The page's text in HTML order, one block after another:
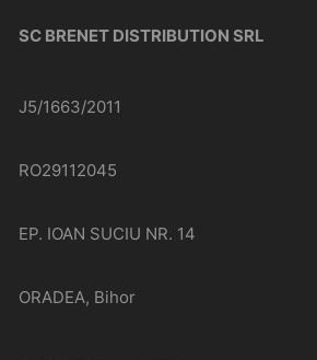
SC BRENET DISTRIBUTION SRL
J5/1663/2011
RO29112045
EP. IOAN SUCIU NR. 14
ORADEA, Bihor